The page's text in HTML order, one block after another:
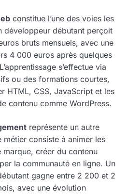
constitue l’une des voies les
développeur débutant perçoit
bruts mensuels, avec une
4 000 euros après quelques
s’effectue via
ou des formations courtes,
HTML, CSS, JavaScript et les
contenu comme WordPress.
représente un autre
consiste à animer les
marque, créer du contenu
la communauté en ligne. Un
gagne entre 2 200 et 2
avec une évolution